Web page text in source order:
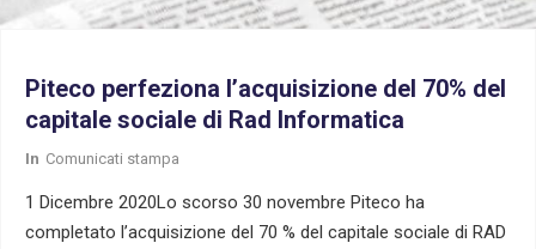
Piteco perfeziona l’acquisizione del 70% del
capitale sociale di Rad Informatica
In Comunicati stampa
1 Dicembre 2020Lo scorso 30 novembre Piteco ha
completato l’acquisizione del 70 % del capitale sociale di RAD